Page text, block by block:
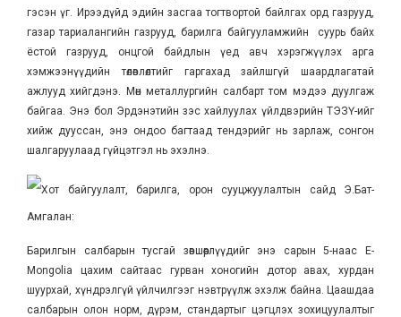
гэсэн үг. Ирээдүйд эдийн засгаа тогтвортой байлгах орд газрууд,
газар тариалангийн газрууд, барилга байгууламжийн суурь байх
ёстой газрууд, онцгой байдлын үед авч хэрэгжүүлэх арга
хэмжээнүүдийн төлөвлөлтийг гаргахад зайлшгүй шаардлагатай
ажлууд хийгдэнэ. Мөн металлургийн салбарт том мэдээ дуулгаж
байгаа. Энэ бол Эрдэнэтийн зэс хайлуулах үйлдвэрийн ТЭЗҮ-ийг
хийж дууссан, энэ ондоо багтаад тендэрийг нь зарлаж, сонгон
шалгаруулаад гүйцэтгэл нь эхэлнэ.
Хот байгуулалт, барилга, орон сууцжуулалтын сайд Э.Бат-
Амгалан:
Барилгын салбарын тусгай зөвшөөрлүүдийг энэ сарын 5-наас E-
Mongolia цахим сайтаас гурван хоногийн дотор авах, хурдан
шуурхай, хүндрэлгүй үйлчилгээг нэвтрүүлж эхэлж байна. Цаашдаа
салбарын олон норм, дүрэм, стандартыг цэгцлэх зохицуулалтыг